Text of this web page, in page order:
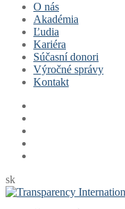
O nás
Akadémia
Ľudia
Kariéra
Súčasní donori
Výročné správy
Kontakt
sk